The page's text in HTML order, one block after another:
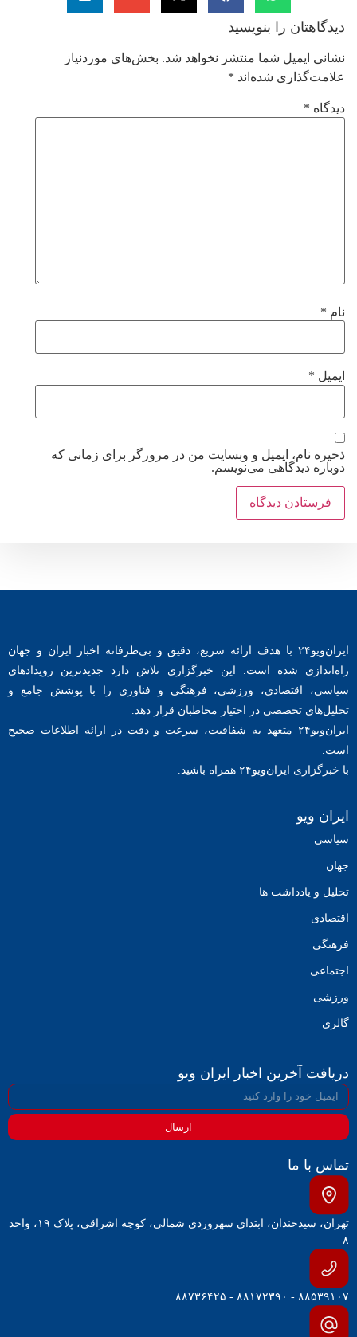
دیدگاهتان را بنویسید
نشانی ایمیل شما منتشر نخواهد شد. بخش‌های موردنیاز
علامت‌گذاری شده‌اند *
دیدگاه *
نام *
ایمیل *
ذخیره نام، ایمیل و وبسایت من در مرورگر برای زمانی که
دوباره دیدگاهی می‌نویسم.
ایران‌ویو۲۴ با هدف ارائه سریع، دقیق و بی‌طرفانه اخبار ایران و جهان
راه‌اندازی شده است. این خبرگزاری تلاش دارد جدیدترین رویدادهای
سیاسی، اقتصادی، ورزشی، فرهنگی و فناوری را با پوشش جامع و
تحلیل‌های تخصصی در اختیار مخاطبان قرار دهد.
ایران‌ویو۲۴ متعهد به شفافیت، سرعت و دقت در ارائه اطلاعات صحیح
است.
با خبرگزاری ایران‌ویو۲۴ همراه باشید.
ایران ویو
سیاسی
جهان
تحلیل و یادداشت ها
اقتصادی
فرهنگی
اجتماعی
ورزشی
گالری
دریافت آخرین اخبار ایران ویو
ارسال
تماس با ما
تهران، سیدخندان، ابتدای سهروردی شمالی، کوچه اشراقی، پلاک ۱۹، واحد
۸
۸۸۵۳۹۱۰۷ - ۸۸۱۷۲۳۹۰ - ۸۸۷۳۶۴۲۵